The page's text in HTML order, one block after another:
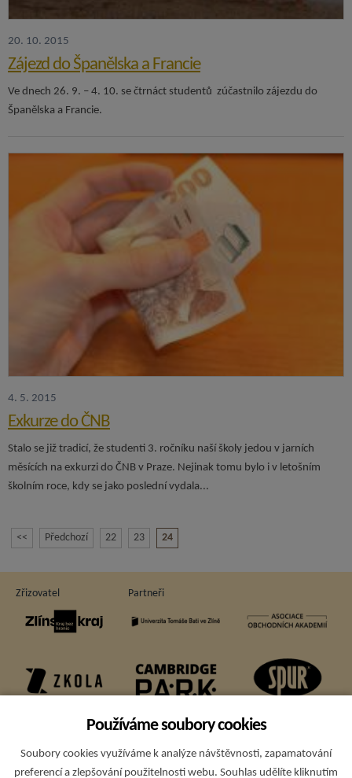
20. 10. 2015
Zájezd do Španělska a Francie
Ve dnech 26. 9. – 4. 10. se čtrnáct studentů zúčastnilo zájezdu do
Španělska a Francie.
4. 5. 2015
Exkurze do ČNB
Stalo se již tradicí, že studenti 3. ročníku naší školy jedou v jarních
měsících na exkurzi do ČNB v Praze. Nejinak tomu bylo i v letošním
školním roce, kdy se jako poslední vydala...
<< Předchozí 22 23 24
Zřizovatel Partneři
Používáme soubory cookies
Soubory cookies využíváme k analýze návštěvnosti, zapamatování
preferencí a zlepšování použitelnosti webu. Souhlas udělíte kliknutím